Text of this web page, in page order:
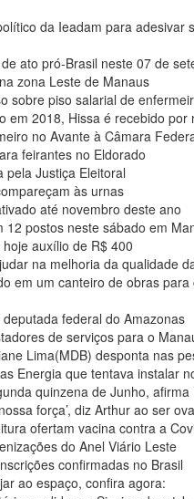
da Ieadam para adesivar
ato pró-Brasil neste 07 de
zona Leste de Manaus
sobre piso salarial de
em 2018, Hissa é recebido
no Avante à Câmara
feirantes no Eldorado
pela Justiça Eleitoral
às urnas
até novembro deste ano
12 postos neste sábado em
auxílio de R$ 400
na melhoria da qualidade
em um canteiro de obras
federal do Amazonas
de serviços para o
Lima(MDB) desponta nas
Energia que tentava instalar
quinzena de Junho, afirma
força’, diz Arthur ao ser
ofertam vacina contra a
do Anel Viário Leste
confirmadas no Brasil
ao espaço, confira agora: